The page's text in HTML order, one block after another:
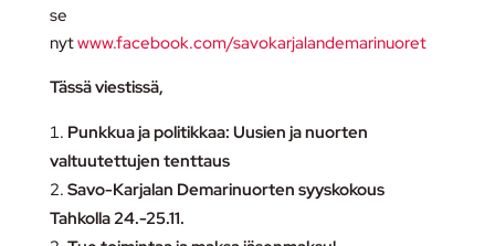
se
nytwww.facebook.com/savokarjalandemarinuoret
Tässä viestissä,
Punkkua ja politikkaa: Uusien ja nuorten
valtuutettujen tenttaus
Savo-Karjalan Demarinuorten syyskokous
Tahkolla 24.-25.11.